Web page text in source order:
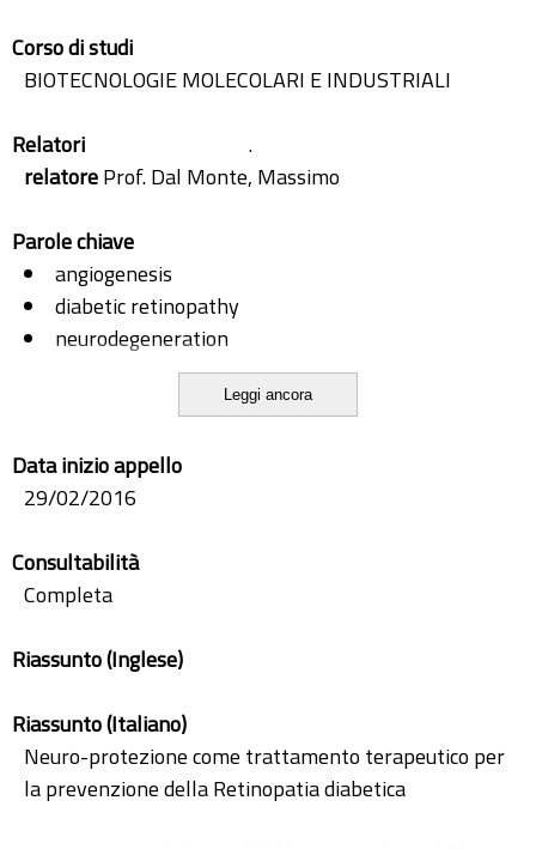
Corso di studi
BIOTECNOLOGIE MOLECOLARI E INDUSTRIALI
Relatori
.
relatoreProf. Dal Monte, Massimo
Parole chiave
angiogenesis
diabetic retinopathy
neurodegeneration
neuroprotection
PACAP
VEGF
Leggi ancora
Data inizio appello
29/02/2016
Consultabilità
Completa
Riassunto (Inglese)
Riassunto (Italiano)
Neuro-protezione come trattamento terapeutico per
la prevenzione della Retinopatia diabetica